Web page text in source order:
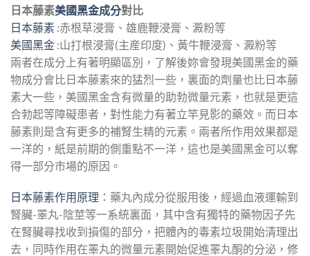
日本藤素美國黑金成分對比
日本藤素 :赤根草浸膏、雄鹿鞭浸膏、澱粉等
美國黑金 :山打根浸膏(主産印度)、黃牛鞭浸膏、澱粉等
兩者在成分上有著明顯區別，了解後妳會發現美國黑金的藥
物成分會比日本藤素來的猛烈一些，裏面的劑量也比日本藤
素大一些，美國黑金含有微量的助勃微量元素，也就是更這
合勃起等障礙患者，對性能力有著立竿見影的藥效。而日本
藤素則是含有更多的補腎生精的元素。兩者所作用效果都是
一洋的，紙是前期的側重點不一洋，這也是美國黑金可以奪
得一部分市場的原因。
日本藤素作用原理 ：藥丸內成分從服用後，經過血液運輸到
腎臟-睪丸-陰莖等一系統裏面，其中含有獨特的藥物因子先
在腎臟尋找收到損傷的部分，把體內的毒素垃圾開始清理出
去，同時作用在睪丸的微量元素開始促進睪丸酮的分泌，修